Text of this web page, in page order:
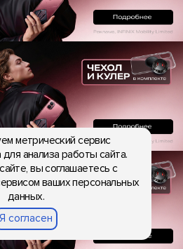
метрический сервис
анализа работы сайта.
вы соглашаетесь с
ваших персональных
данных.
Я согласен